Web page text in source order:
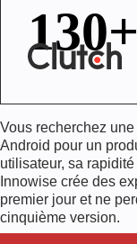
130+
Projets
Vous recherchez
Android pour un
utilisateur, sa
Innowise crée des
premier jour et ne
cinquième version.